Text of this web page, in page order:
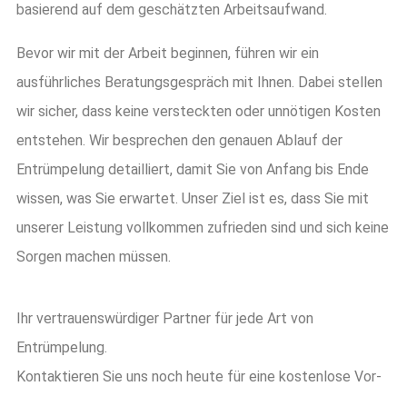
basierend auf dem geschätzten Arbeitsaufwand.
Bevor wir mit der Arbeit beginnen, führen wir ein
ausführliches Beratungsgespräch mit Ihnen. Dabei stellen
wir sicher, dass keine versteckten oder unnötigen Kosten
entstehen. Wir besprechen den genauen Ablauf der
Entrümpelung detailliert, damit Sie von Anfang bis Ende
wissen, was Sie erwartet. Unser Ziel ist es, dass Sie mit
unserer Leistung vollkommen zufrieden sind und sich keine
Sorgen machen müssen.
Ihr vertrauenswürdiger Partner für jede Art von
Entrümpelung.
Kontaktieren Sie uns noch heute für eine kostenlose Vor-